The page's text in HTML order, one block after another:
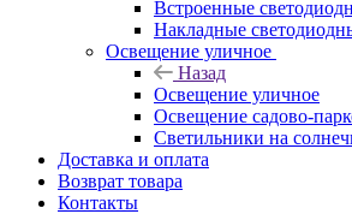
Встроенные
Накладные
Освещение уличное
Назад
Освещение уличное
Освещение садово-
Светильники на
Доставка и оплата
Возврат товара
Контакты